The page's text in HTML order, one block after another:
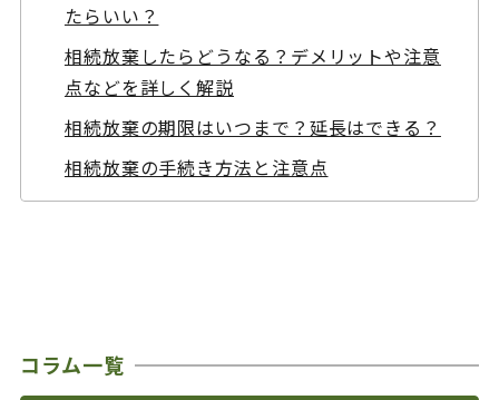
たらいい？
相続放棄したらどうなる？デメリットや注意
点などを詳しく解説
相続放棄の期限はいつまで？延長はできる？
相続放棄の手続き方法と注意点
コラム一覧